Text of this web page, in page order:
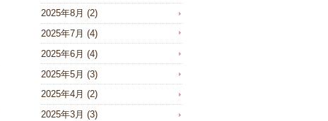
2025年8月 (2)
2025年7月 (4)
2025年6月 (4)
2025年5月 (3)
2025年4月 (2)
2025年3月 (3)